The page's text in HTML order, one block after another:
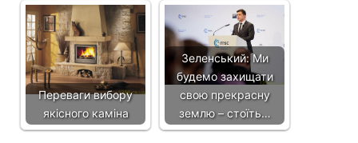
Переваги вибору
якісного каміна
Зеленський: Ми
будемо захищати
свою прекрасну
землю – стоїть…